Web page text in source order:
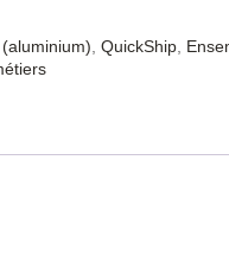
QuickShip